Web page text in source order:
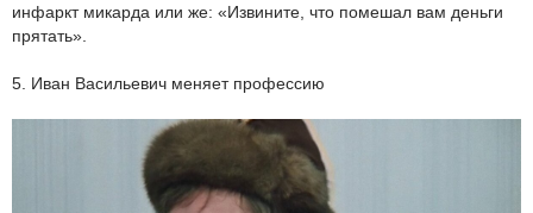
инфаркт микарда или же: «Извините, что помешал вам деньги
прятать».
5. Иван Васильевич меняет профессию